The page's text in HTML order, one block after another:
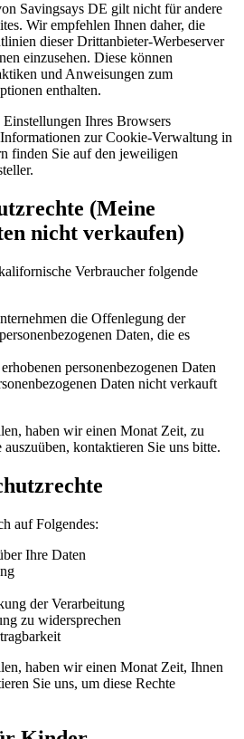
Savingsays DE gilt nicht für andere
Wir empfehlen Ihnen daher, die
dieser Drittanbieter-Werbeserver
einzusehen. Diese können
und Anweisungen zum
enthalten.
Ihres Browsers
zur Cookie-Verwaltung in
finden Sie auf den jeweiligen
(Meine
nicht verkaufen)
Verbraucher folgende
die Offenlegung der
Daten, die es
personenbezogenen Daten
Daten nicht verkauft
haben wir einen Monat Zeit, zu
kontaktieren Sie uns bitte.
auf Folgendes:
Ihre Daten
der Verarbeitung
zu widersprechen
haben wir einen Monat Zeit, Ihnen
Sie uns, um diese Rechte